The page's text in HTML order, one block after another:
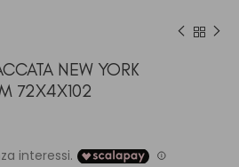
NEW YORK
72X4X102